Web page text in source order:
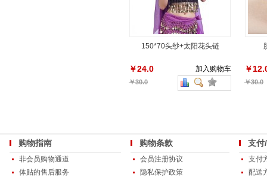
150*70头纱+太阳花头链
￥24.0 加入购物车
￥30.0
￥
￥30.0
购物指南
非会员购物通道
体贴的售后服务
购物条款
会员注册协议
隐私保护政策
支付
支付
配送